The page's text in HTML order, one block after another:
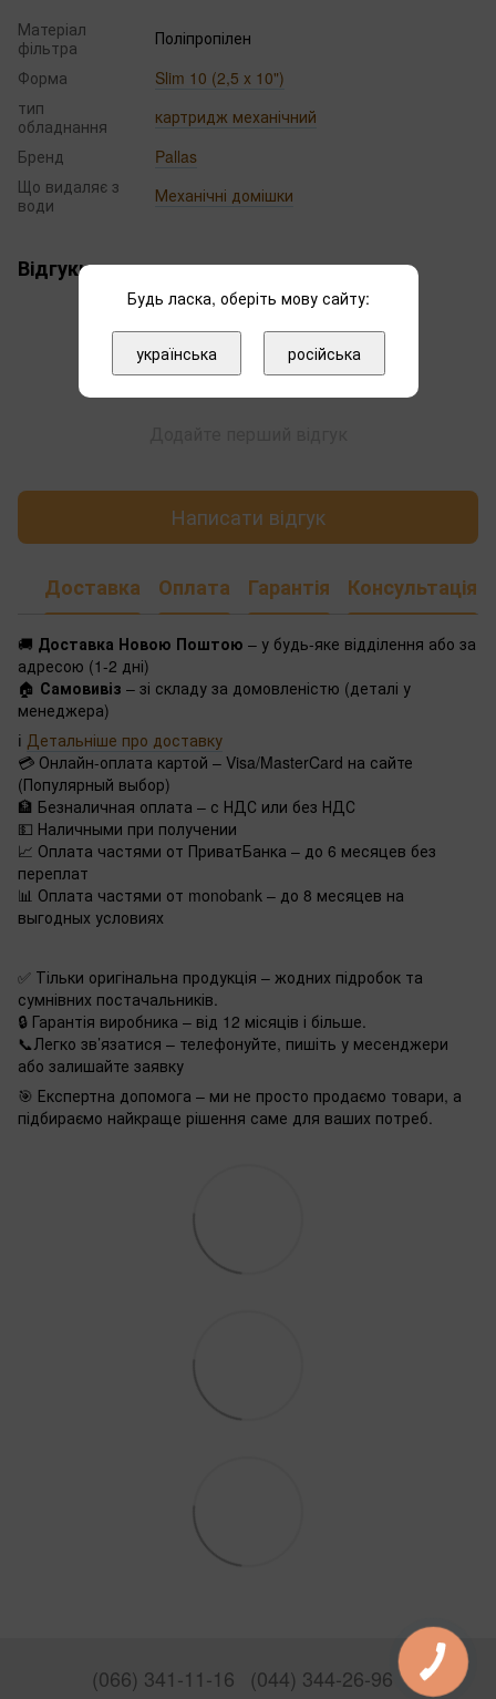
Матеріал
фільтра
Поліпропілен
Форма
Slim 10 (2,5 x 10")
тип
обладнання
картридж механічний
Бренд
Pallas
Що видаляє з
води
Механічні домішки
Відгуки
Написати відгук
Доставка Оплата Гарантія Консультація
🚚 Доставка Новою Поштою – у будь-яке відділення або за
адресою (1-2 дні)
🏠 Самовивіз – зі складу за домовленістю (деталі у
менеджера)
ℹ️ Детальніше про доставку
💳 Онлайн-оплата картой – Visa/MasterCard на сайте
(Популярный выбор)
🏦 Безналичная оплата – с НДС или без НДС
💵 Наличными при получении
📈 Оплата частями от ПриватБанка – до 6 месяцев без
переплат
📊 Оплата частями от monobank – до 8 месяцев на
выгодных условиях
✅ Тільки оригінальна продукція – жодних підробок та
сумнівних постачальників.
🔒 Гарантія виробника – від 12 місяців і більше.
📞Легко зв’язатися – телефонуйте, пишіть у месенджери
або залишайте заявку
🎯 Експертна допомога – ми не просто продаємо товари, а
підбираємо найкраще рішення саме для ваших потреб.
(066) 341-11-16 (044) 344-26-96
Будь ласка, оберіть мову сайту:
українська російська